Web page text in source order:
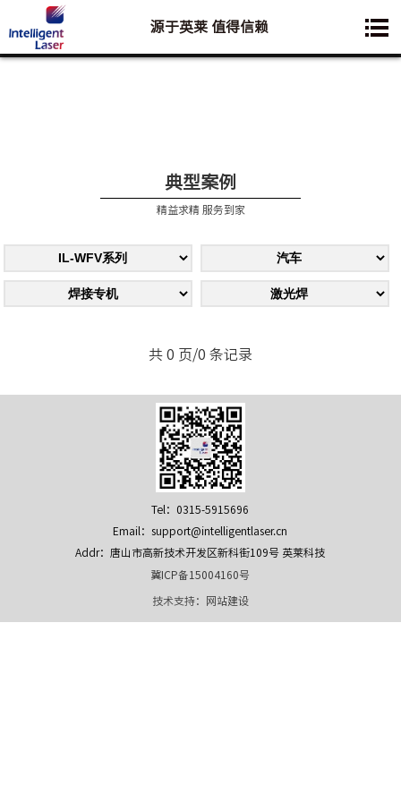
您想要了解的业务是:
源于英莱 值得信赖
典型案例
精益求精 服务到家
共 0 页/0 条记录
Tel：0315-5915696
Email：support@intelligentlaser.cn
Addr：唐山市高新技术开发区新科街109号 英莱科技
冀ICP备15004160号
技术支持： 网站建设